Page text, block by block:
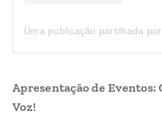
Apresentação de Eventos:
Voz!